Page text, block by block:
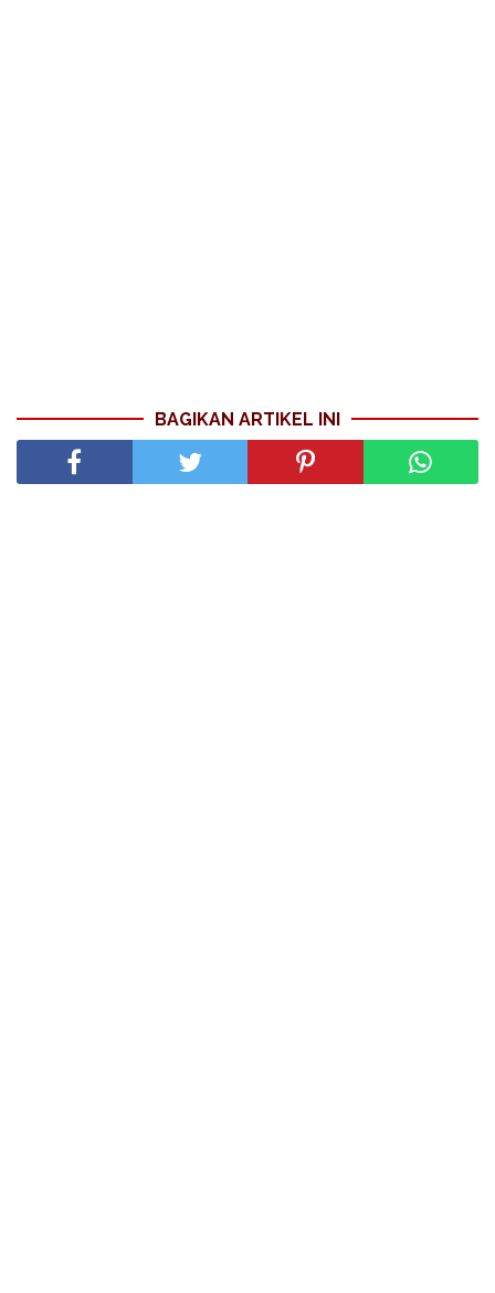
BAGIKAN ARTIKEL INI